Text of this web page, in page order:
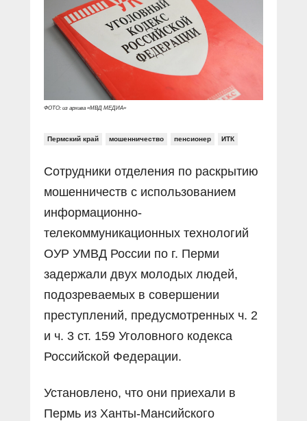
Социальные ролики
Документальные фильмы
Прямой разговор
В знании сила
Специальный репортаж
КиберПОСТОВОЙ
Газета «Щит и меч»
Журнал «Полиция России»
О ПОРТАЛЕ
Контакты
Вакансии
ФОТО: из архива «МВД МЕДИА»
Пермский край мошенничество пенсионер ИТК
Сотрудники отделения по раскрытию
мошенничеств с использованием
информационно-
телекоммуникационных технологий
ОУР УМВД России по г. Перми
задержали двух молодых людей,
подозреваемых в совершении
преступлений, предусмотренных ч. 2
и ч. 3 ст. 159 Уголовного кодекса
Российской Федерации.
Установлено, что они приехали в
Пермь из Ханты-Мансийского